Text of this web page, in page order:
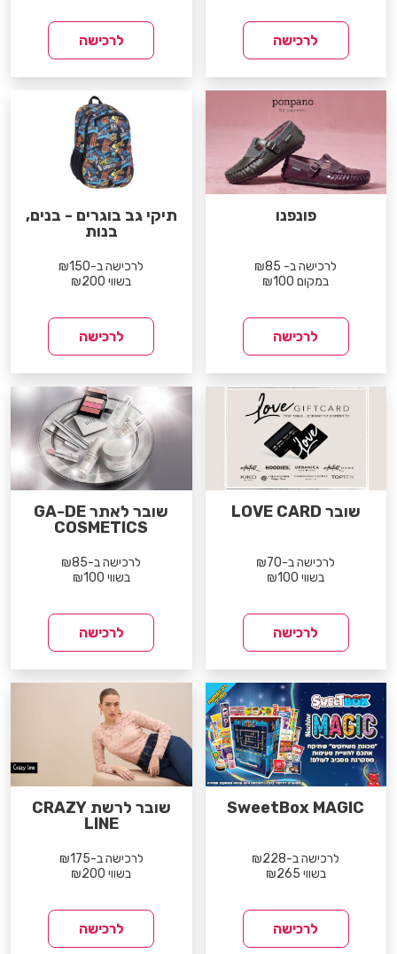
לרכישה לרכישה
פונפנו
לרכישה ב- ₪85
במקום ₪100
לרכישה
תיקי גב בוגרים - בנים,
בנות
לרכישה ב-₪150
בשווי ₪200
לרכישה
שובר LOVE CARD
לרכישה ב-₪70
בשווי ₪100
לרכישה
שובר לאתר GA-DE
COSMETICS
לרכישה ב-₪85
בשווי ₪100
לרכישה
SweetBox MAGIC
לרכישה ב-₪228
בשווי ₪265
לרכישה
שובר לרשת CRAZY
LINE
לרכישה ב-₪175
בשווי ₪200
לרכישה